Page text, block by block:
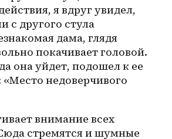
я вдруг увидел,
с другого стула
дама, глядя
покачивает головой.
она уйдет, подошел к ее
«Место недоверчивого
внимание всех
стремятся и шумные